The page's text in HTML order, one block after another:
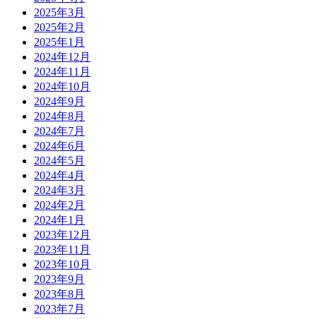
2025年3月
2025年2月
2025年1月
2024年12月
2024年11月
2024年10月
2024年9月
2024年8月
2024年7月
2024年6月
2024年5月
2024年4月
2024年3月
2024年2月
2024年1月
2023年12月
2023年11月
2023年10月
2023年9月
2023年8月
2023年7月